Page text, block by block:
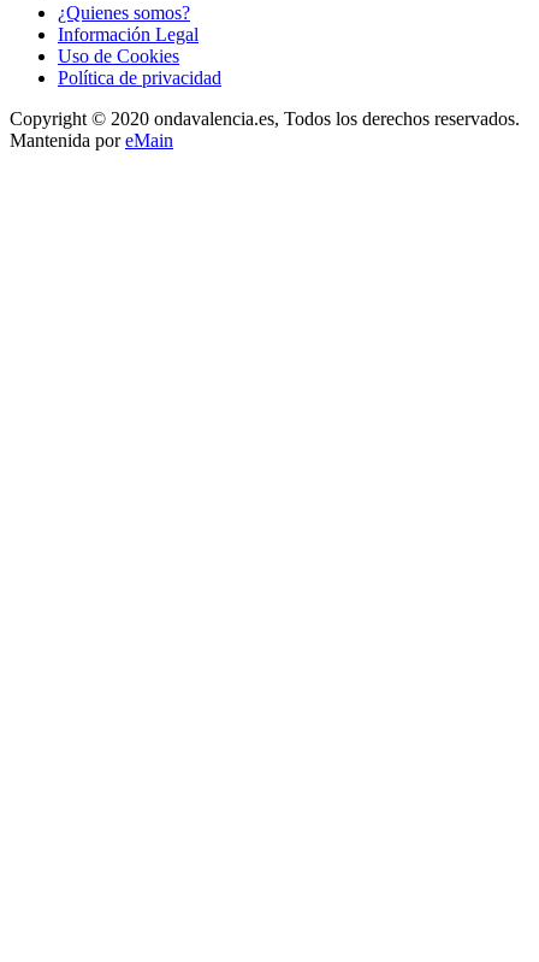
¿Quienes somos?
Información Legal
Uso de Cookies
Política de privacidad
Copyright © 2020 ondavalencia.es, Todos los derechos reservados.
Mantenida poreMain